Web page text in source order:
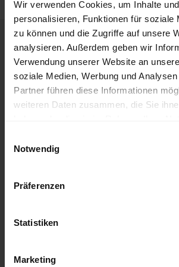
Wir verwenden Cookies, um Inhalte
personalisieren, Funktionen für soziale
zu können und die Zugriffe auf unsere
analysieren. Außerdem geben wir
Verwendung unserer Website an
soziale Medien, Werbung und
Partner führen diese Informationen
weiteren Daten zusammen, die Sie
Notwendig
Präferenzen
Statistiken
Marketing
Höchst- und
Pelletspreise in
Die Tabelle zeigt dieHöchst- und
Zeitraum